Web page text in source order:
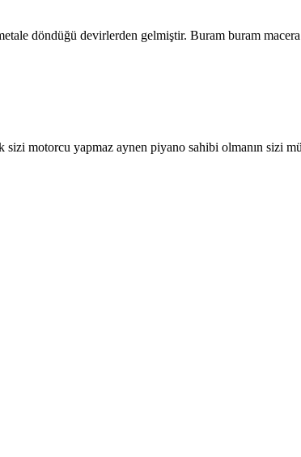
döndüğü devirlerden gelmiştir. Buram buram
motorcu yapmaz aynen piyano sahibi olmanın sizi